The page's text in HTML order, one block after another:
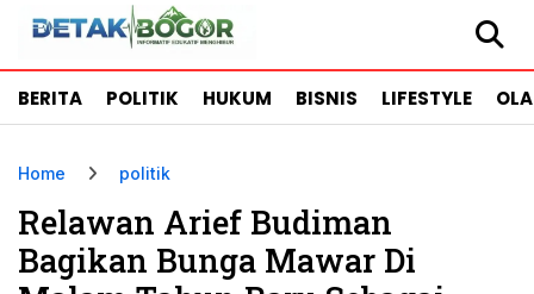
BERITA POLITIK HUKUM BISNIS LIFESTYLE
Home politik
Relawan Arief Budiman
Bagikan Bunga Mawar Di